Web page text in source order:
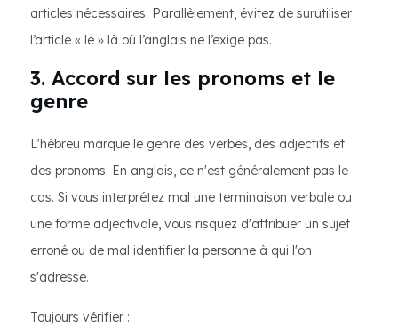
articles nécessaires. Parallèlement, évitez de surutiliser
l’article « le » là où l’anglais ne l’exige pas.
3. Accord sur les pronoms et le
genre
L'hébreu marque le genre des verbes, des adjectifs et
des pronoms. En anglais, ce n'est généralement pas le
cas. Si vous interprétez mal une terminaison verbale ou
une forme adjectivale, vous risquez d'attribuer un sujet
erroné ou de mal identifier la personne à qui l'on
s'adresse.
Toujours vérifier :